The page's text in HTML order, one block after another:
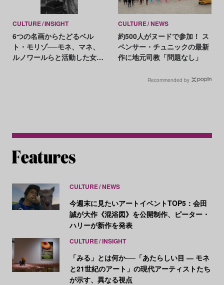
CULTURE INSIGHT
6つの名画からたどるベル
ト・モリゾ──モネ、マネ、
ルノワールらと活動した女性
CULTURE NEWS
約500人がヌードで参加！ ス
ペンサー・チュニックの最新
作に地元司教「問題なし」
Recommended by
CULTURE NEWS
今週末に見たいアートイベントTOP5：会田
誠が大作《混浴図》を公開制作、ピーター・
ハリーが新作を発表
CULTURE INSIGHT
「みる」とは何か──「あたらしい目 ― モネ
と21世紀のアート」の現代アーティストたち
が示す、異なる視点